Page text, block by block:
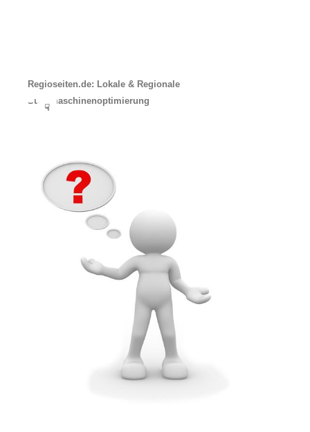
Regioseiten.de: Lokale & Regionale
Suchmaschinenoptimierung
☟